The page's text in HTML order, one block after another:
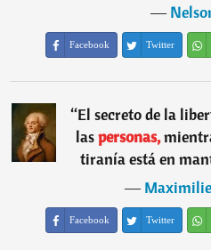
―
Facebook Twitter
“El secreto de la
laspersonas,
tiranía está en
―
Facebook Twitter